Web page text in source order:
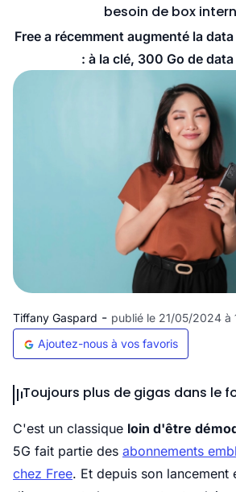
besoin de box
Free a récemment augmenté la
: à la clé, 300 Go de data
Tiffany Gaspard - publié le 21/05/2024 à
Ajoutez-nous à vos favoris
Toujours plus de gigas dans le
C'est un classique loin d'être
5G fait partie des abonnements
chez Free. Et depuis son lancement